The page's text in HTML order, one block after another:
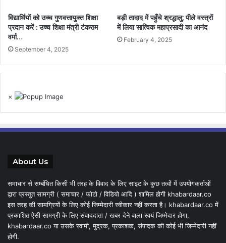
विद्यार्थियों को उच्च गुणवत्तायुक्त शिक्षा
प्रदान करें : उच्च शिक्षा मंत्री टंकराम
वर्मा…
September 4, 2025
बड़ी तादाद में पहुँचे श्रद्धालु; पीले वस्त्रों
में लिया सात्विक महाप्रसादी का आनंद
February 4, 2025
×
About Us
समाचार से सम्बंधित किसी भी तरह के विवाद के लिए साइट के कुछ तत्वों में उपयोगकर्ताओं
द्वारा प्रस्तुत सामग्री ( समाचार / फोटो / विडियो आदि ) शामिल होगी khabardaar.co
इस तरह की सामग्रियों के लिए कोई जिम्मेदारी स्वीकार नहीं करता है। khabardaar.co में
प्रकाशित ऐसी सामग्री के लिए संवाददाता / खबर देने वाला स्वयं जिम्मेदार होगा,
khabardaar.co या उसके स्वामी, मुद्रक, प्रकाशक, संपादक की कोई भी जिम्मेदारी नहीं
होगी.